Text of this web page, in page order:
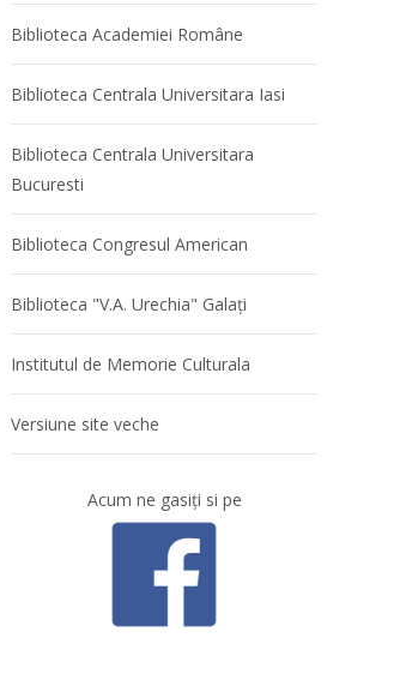
Biblioteca Academiei Române
Biblioteca Centrala Universitara Iasi
Biblioteca Centrala Universitara
Bucuresti
Biblioteca Congresul American
Biblioteca "V.A. Urechia" Galaţi
Institutul de Memorie Culturala
Versiune site veche
Acum ne gasiţi si pe